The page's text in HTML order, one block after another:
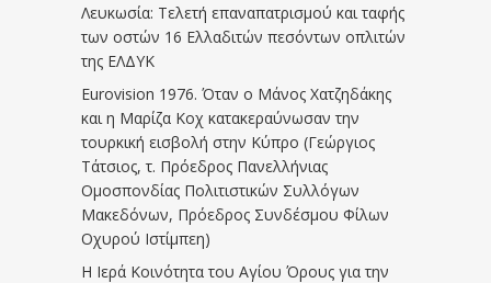
Λευκωσία: Τελετή επαναπατρισμού και ταφής
των οστών 16 Ελλαδιτών πεσόντων οπλιτών
της ΕΛΔΥΚ
Eurovision 1976. Όταν ο Μάνος Χατζηδάκης
και η Μαρίζα Κοχ κατακεραύνωσαν την
τουρκική εισβολή στην Κύπρο (Γεώργιος
Τάτσιος, τ. Πρόεδρος Πανελλήνιας
Ομοσπονδίας Πολιτιστικών Συλλόγων
Μακεδόνων, Πρόεδρος Συνδέσμου Φίλων
Οχυρού Ιστίμπεη)
Η Ιερά Κοινότητα του Αγίου Όρους για την